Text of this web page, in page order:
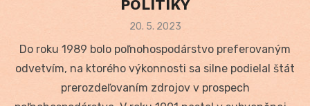
POLITIKY
Posted
20. 5. 2023
Do roku 1989 bolo poľnohospodárstvo preferovaným
odvetvím, na ktorého výkonnosti sa silne podielal štát
prerozdeľovaním zdrojov v prospech